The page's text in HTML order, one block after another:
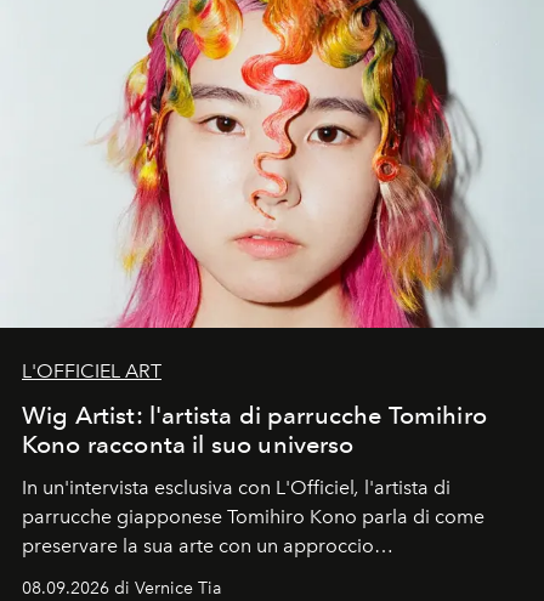
L'OFFICIEL ART
Wig Artist: l'artista di parrucche Tomihiro
Kono racconta il suo universo
In un'intervista esclusiva con L'Officiel, l'artista di
parrucche giapponese Tomihiro Kono parla di come
preservare la sua arte con un approccio
contemporaneo.
08.09.2026 di Vernice Tia